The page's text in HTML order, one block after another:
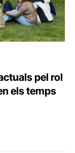
pel rol
els temps